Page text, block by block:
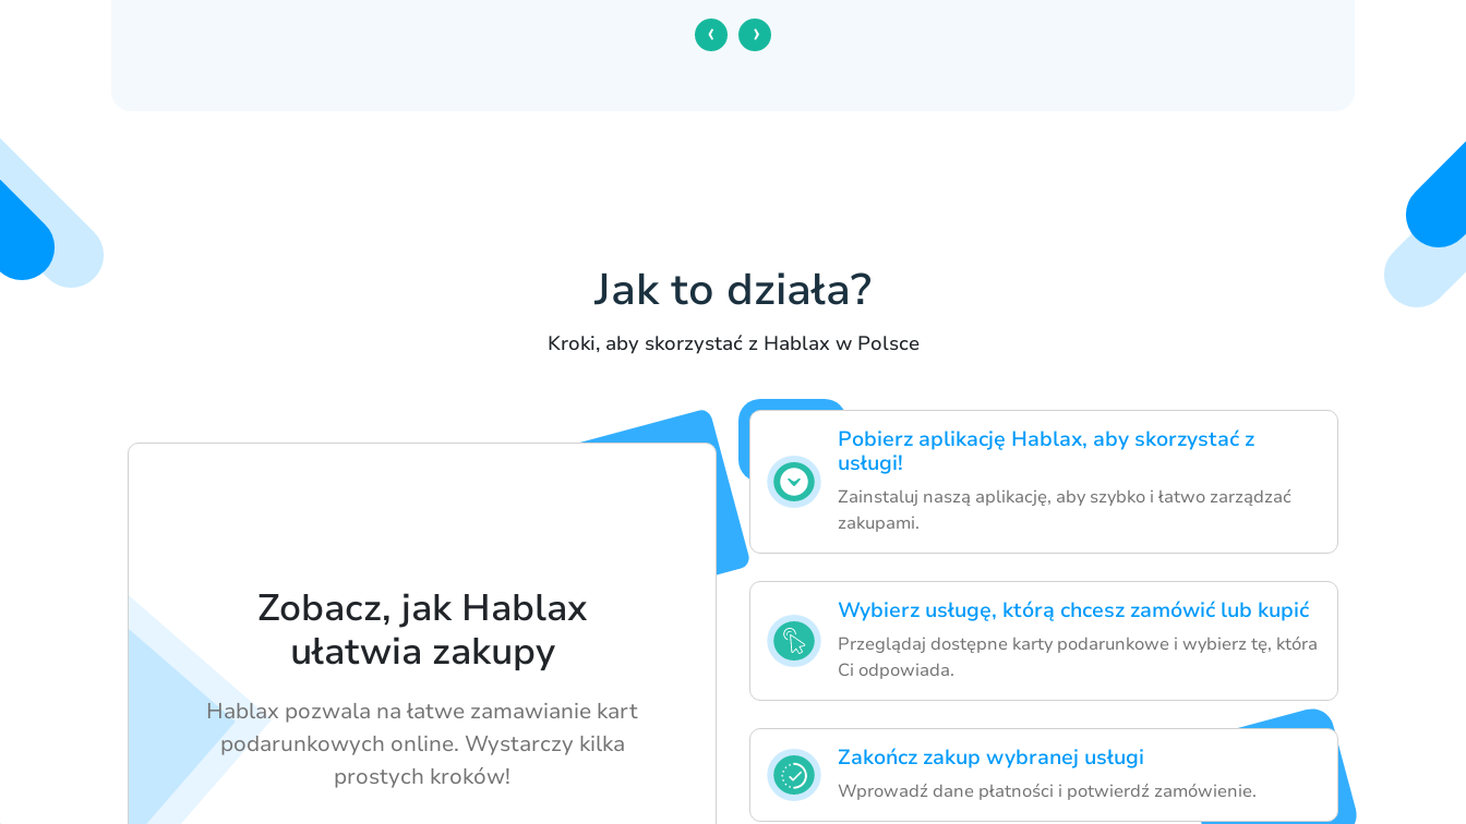
‹ ›
Jak to działa?
Kroki, aby skorzystać z Hablax w Polsce
Pobierz aplikację Hablax, aby skorzystać z
usługi!
Zainstaluj naszą aplikację, aby szybko i łatwo zarządzać
zakupami.
Wybierz usługę, którą chcesz zamówić lub kupić
Przeglądaj dostępne karty podarunkowe i wybierz tę, która
Ci odpowiada.
Zakończ zakup wybranej usługi
Wprowadź dane płatności i potwierdź zamówienie.
Zobacz, jak Hablax
ułatwia zakupy
Hablax pozwala na łatwe zamawianie kart
podarunkowych online. Wystarczy kilka
prostych kroków!